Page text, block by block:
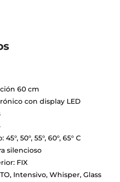
60 cm
con display LED
50°, 55°, 60°, 65° C
silencioso
FIX
Intensivo, Whisper, Glass